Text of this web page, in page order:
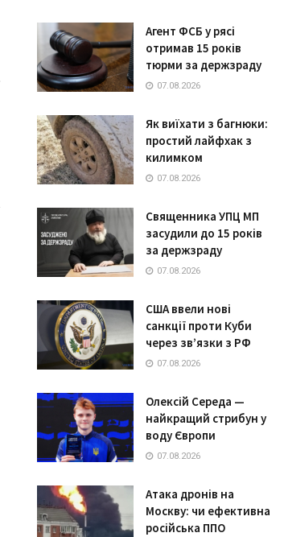
Агент ФСБ у рясі
отримав 15 років
тюрми за держзраду
07.08.2026
Як виїхати з багнюки:
простий лайфхак з
килимком
07.08.2026
Священника УПЦ МП
засудили до 15 років
за держзраду
07.08.2026
США ввели нові
санкції проти Куби
через зв’язки з РФ
07.08.2026
Олексій Середа —
найкращий стрибун у
воду Європи
07.08.2026
Атака дронів на
Москву: чи ефективна
російська ППО